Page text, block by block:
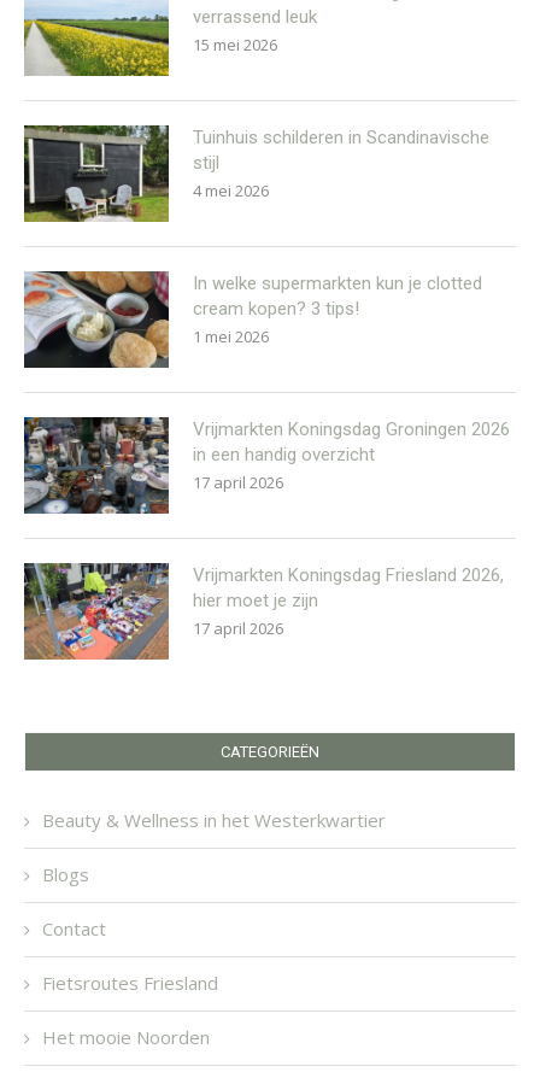
verrassend leuk
15 mei 2026
Tuinhuis schilderen in Scandinavische
stijl
4 mei 2026
In welke supermarkten kun je clotted
cream kopen? 3 tips!
1 mei 2026
Vrijmarkten Koningsdag Groningen 2026
in een handig overzicht
17 april 2026
Vrijmarkten Koningsdag Friesland 2026,
hier moet je zijn
17 april 2026
CATEGORIEËN
Beauty & Wellness in het Westerkwartier
Blogs
Contact
Fietsroutes Friesland
Het mooie Noorden